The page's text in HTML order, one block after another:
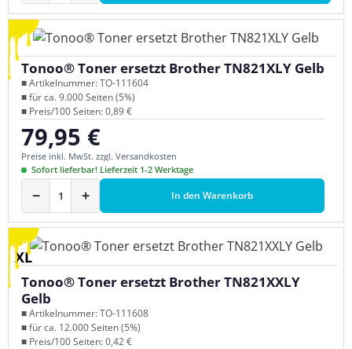
Tonoo® Toner ersetzt Brother TN821XLY Gelb
■ Artikelnummer: TO-111604
■ für ca. 9.000 Seiten (5%)
■ Preis/100 Seiten: 0,89 €
Regulärer Preis:
79,95 €
Preise inkl. MwSt. zzgl. Versandkosten
Sofort lieferbar! Lieferzeit 1-2 Werktage
− + In den Warenkorb
XL
Tonoo® Toner ersetzt Brother TN821XXLY
Gelb
■ Artikelnummer: TO-111608
■ für ca. 12.000 Seiten (5%)
■ Preis/100 Seiten: 0,42 €